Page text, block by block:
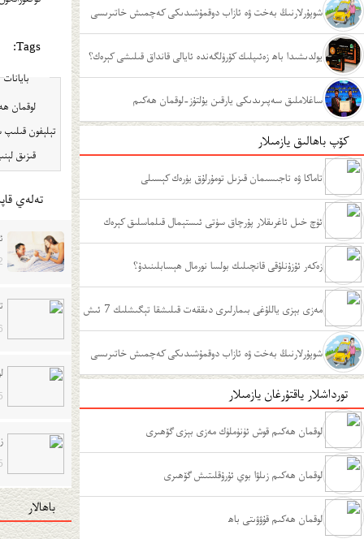
شوپۇرلارنىڭ بەخت ۋە ئازاب دوقمۇشىدىكى كەچمىش خاتىرىسى
يولدىشىدا باھ زەئىپلىك كۆرۈلگەندە ئايالى قانداق قىلىشى كېرەك؟
ساغلاملىق سەپىرىدىكى يارقىن يۇلتۇز-لوقمان ھەكىم
كۆپ باھالىق يازمىلار
تاماكا ۋە تاجىسىمان قىزىل تومۇرلۇق يۈرەك كېسىلى
ئۈچ خىل ئاغرىقلار پۇرچاق سۈتى ئىستېمال قىلماسلىق كېرەك
زەكەر ئۇزۇنلۇقى قانچىلىك بولسا نورمال ھېسابلىنىدۇ؟
مەزى بېزى ياللۇغى بىمارلىرى دىققەت قىلىشقا تېگىشلىك 7 ئىش
شوپۇرلارنىڭ بەخت ۋە ئازاب دوقمۇشىدىكى كەچمىش خاتىرىسى
تورداشلار ياقتۇرغان يازمىلار
لوقمان ھەكىم قوش ئۈنۈملۈك مەزى بېزى گۆھىرى
لوقمان ھەكىم زىلۋا بوي ئۇرۇقلىتىش گۆھىرى
لوقمان ھەكىم قۇۋۋىتى باھ
Tags:
بايانات
تېلېفون قىلىپ
قىزىق لېنىيە
تەلەي
باھالار